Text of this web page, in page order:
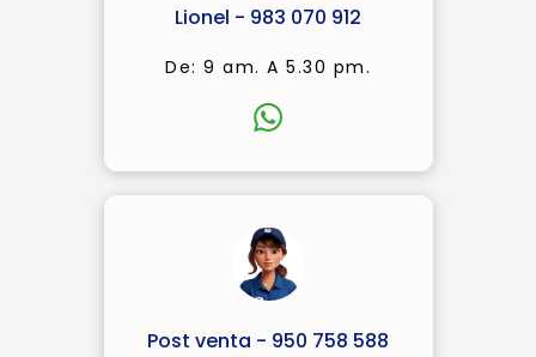
Lionel - 983 070 912
De: 9 am. A 5.30 pm.
Post venta - 950 758 588